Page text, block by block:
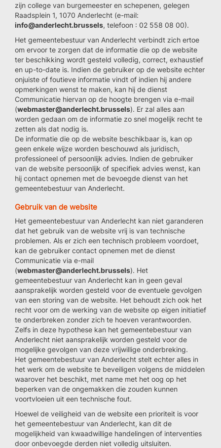
zijn college van burgemeester en schepenen, gelegen
Raadsplein 1, 1070 Anderlecht (e-mail:
info@anderlecht.brussels, telefoon : 02 558 08 00).
Het gemeentebestuur van Anderlecht verbindt zich ertoe
om ervoor te zorgen dat de informatie die op de website
ter beschikking wordt gesteld volledig, correct, exhaustief
en up-to-date is. Indien de gebruiker op de website echter
onjuiste of foutieve informatie vindt of indien hij andere
opmerkingen wenst te maken, kan hij de dienst
Communicatie hiervan op de hoogte brengen via e-mail
(webmaster@anderlecht.brussels). Er zal alles aan
worden gedaan om de informatie zo snel mogelijk recht te
zetten als dat nodig is.
De informatie die op de website beschikbaar is, kan op
geen enkele wijze worden beschouwd als juridisch,
professioneel of persoonlijk advies. Indien de gebruiker
van de website persoonlijk of specifiek advies wenst, kan
hij contact opnemen met de bevoegde dienst van het
gemeentebestuur van Anderlecht.
Gebruik van de website
Het gemeentebestuur van Anderlecht kan niet garanderen
dat het gebruik van de website vrij is van technische
problemen. Als er zich een technisch probleem voordoet,
kan de gebruiker contact opnemen met de dienst
Communicatie via e-mail
(webmaster@anderlecht.brussels). Het
gemeentebestuur van Anderlecht kan in geen geval
aansprakelijk worden gesteld voor de eventuele gevolgen
van een storing van de website. Het behoudt zich ook het
recht voor om de werking van de website op eigen initiatief
te onderbreken zonder zich te hoeven verantwoorden.
Zelfs in deze hypothese kan het gemeentebestuur van
Anderlecht niet aansprakelijk worden gesteld voor de
mogelijke gevolgen van deze vrijwillige onderbreking.
Het gemeentebestuur van Anderlecht stelt echter alles in
het werk om de website te beveiligen volgens de middelen
waarover het beschikt, met name met het oog op het
beperken van de ongemakken die zouden kunnen
voortvloeien uit een technische fout.
Hoewel de veiligheid van de website een prioriteit is voor
het gemeentebestuur van Anderlecht, kan dit de
mogelijkheid van kwaadwillige handelingen of interventies
door onbevoegde derden niet volledig uitsluiten.